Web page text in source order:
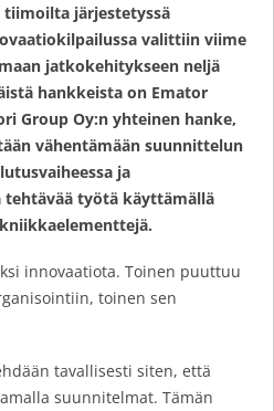
tiimoilta järjestetyssä
valittiin viime
jatkokehitykseen neljä
hankkeista on Emator
Group Oy:n yhteinen hanke,
vähentämään suunnittelun
ja
työtä käyttämällä
innovaatiota. Toinen puuttuu
toinen sen
tavallisesti siten, että
suunnitelmat. Tämän